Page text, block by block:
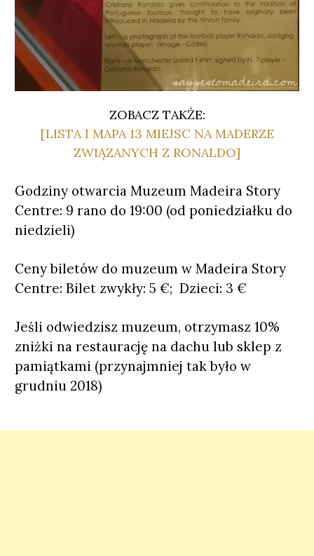
ZOBACZ TAKŻE:
[LISTA I MAPA 13 MIEJSC NA MADERZE
ZWIĄZANYCH Z RONALDO]
Godziny otwarcia Muzeum Madeira Story
Centre: 9 rano do 19:00 (od poniedziałku do
niedzieli)
Ceny biletów do muzeum w Madeira Story
Centre: Bilet zwykły: 5 €; Dzieci: 3 €
Jeśli odwiedzisz muzeum, otrzymasz 10%
zniżki na restaurację na dachu lub sklep z
pamiątkami (przynajmniej tak było w
grudniu 2018)